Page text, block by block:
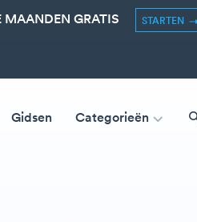
MAANDEN GRATIS STARTEN
Gidsen Categorieën